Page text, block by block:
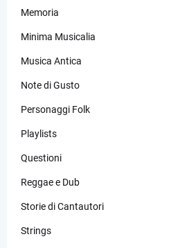
Memoria
Minima Musicalia
Musica Antica
Note di Gusto
Personaggi Folk
Playlists
Questioni
Reggae e Dub
Storie di Cantautori
Strings